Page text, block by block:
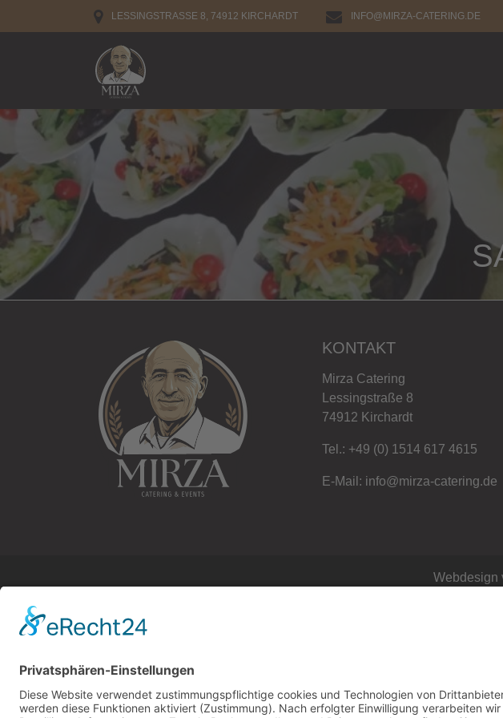
LESSINGSTRASSE 8, 74912 KIRCHARDT INFO@MIRZA-CATERING.DE
KONTAKT
Mirza Catering
Lessingstraße 8
74912 Kirchardt
Tel.: +49 (0) 1514 617 4615
E-Mail: info@mirza-catering.de
Webdesign